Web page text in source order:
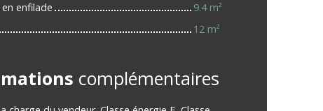
enfilade
9.4 m²
12 m²
complémentaires